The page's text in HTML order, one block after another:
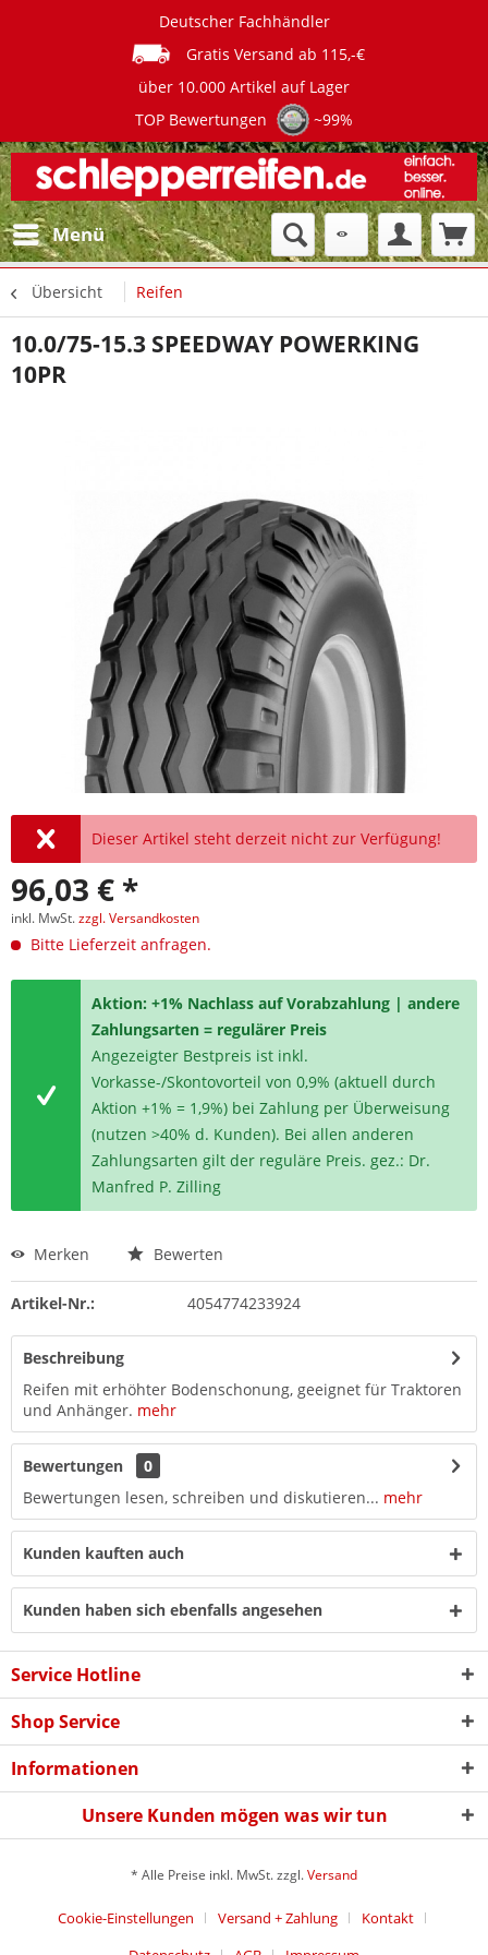
Deutscher Fachhändler
Gratis Versand ab 115,-€
über 10.000 Artikel auf Lager
TOP Bewertungen
~99%
Menü
Übersicht Reifen
10.0/75-15.3 SPEEDWAY POWERKING
10PR
Dieser Artikel steht derzeit nicht zur Verfügung!
96,03 € *
inkl. MwSt.zzgl. Versandkosten
Bitte Lieferzeit anfragen.
Aktion: +1% Nachlass auf Vorabzahlung | andere
Zahlungsarten = regulärer Preis
Angezeigter Bestpreis ist inkl.
Vorkasse-/Skontovorteil von 0,9% (aktuell durch
Aktion +1% = 1,9%) bei Zahlung per Überweisung
(nutzen >40% d. Kunden). Bei allen anderen
Zahlungsarten gilt der reguläre Preis. gez.: Dr.
Manfred P. Zilling
Merken Bewerten
Artikel-Nr.: 4054774233924
Beschreibung
Reifen mit erhöhter Bodenschonung, geeignet für Traktoren
und Anhänger. mehr
Bewertungen
0
Bewertungen lesen, schreiben und diskutieren... mehr
Kunden kauften auch
Kunden haben sich ebenfalls angesehen
Service Hotline
Shop Service
Informationen
Unsere Kunden mögen was wir tun
* Alle Preise inkl. MwSt. zzgl.Versand
Cookie-Einstellungen Versand + Zahlung
Kontakt